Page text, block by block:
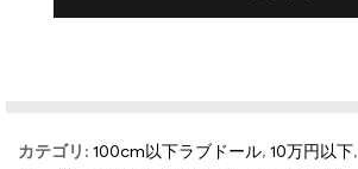
カテゴリ: 100cm以下ラブドール, 10万円以下,